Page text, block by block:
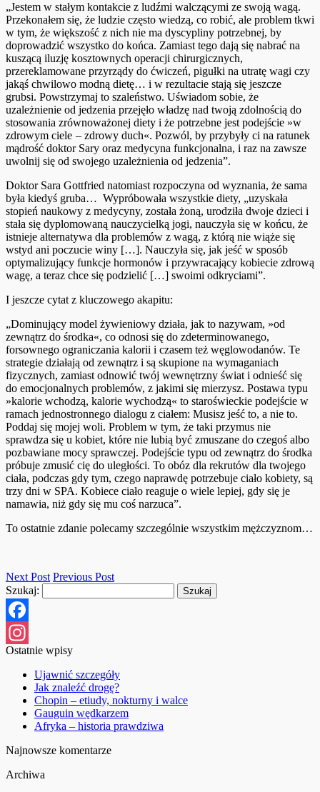
„Jestem w stałym kontakcie z ludźmi walczącymi ze swoją wagą.
Przekonałem się, że ludzie często wiedzą, co robić, ale problem tkwi
w tym, że większość z nich nie ma dyscypliny potrzebnej, by
doprowadzić wszystko do końca. Zamiast tego dają się nabrać na
kuszącą iluzję kosztownych operacji chirurgicznych,
przereklamowane przyrządy do ćwiczeń, pigułki na utratę wagi czy
jakąś chwilowo modną dietę… i w rezultacie stają się jeszcze
grubsi. Powstrzymaj to szaleństwo. Uświadom sobie, że
uzależnienie od jedzenia przejęło władzę nad twoją zdolnością do
stosowania zrównoważonej diety i że potrzebne jest podejście »w
zdrowym ciele – zdrowy duch«. Pozwól, by przybyły ci na ratunek
mądrość doktor Sary oraz medycyna funkcjonalna, i raz na zawsze
uwolnij się od swojego uzależnienia od jedzenia”.
Doktor Sara Gottfried natomiast rozpoczyna od wyznania, że sama
była kiedyś gruba… Wypróbowała wszystkie diety, „uzyskała
stopień naukowy z medycyny, została żoną, urodziła dwoje dzieci i
stała się dyplomowaną nauczycielką jogi, nauczyła się w końcu, że
istnieje alternatywa dla problemów z wagą, z którą nie wiąże się
wstyd ani poczucie winy […]. Nauczyła się, jak jeść w sposób
optymalizujący funkcje hormonów i przywracający kobiecie zdrową
wagę, a teraz chce się podzielić […] swoimi odkryciami”.
I jeszcze cytat z kluczowego akapitu:
„Dominujący model żywieniowy działa, jak to nazywam, »od
zewnątrz do środka«, co odnosi się do zdeterminowanego,
forsownego ograniczania kalorii i czasem też węglowodanów. Te
strategie działają od zewnątrz i są skupione na wymaganiach
fizycznych, zamiast odnowić twój wewnętrzny świat i odnieść się
do emocjonalnych problemów, z jakimi się mierzysz. Postawa typu
»kalorie wchodzą, kalorie wychodzą« to staroświeckie podejście w
ramach jednostronnego dialogu z ciałem: Musisz jeść to, a nie to.
Poddaj się mojej woli. Problem w tym, że taki przymus nie
sprawdza się u kobiet, które nie lubią być zmuszane do czegoś albo
pozbawiane mocy sprawczej. Podejście typu od zewnątrz do środka
próbuje zmusić cię do uległości. To obóz dla rekrutów dla twojego
ciała, podczas gdy tym, czego naprawdę potrzebuje ciało kobiety, są
trzy dni w SPA. Kobiece ciało reaguje o wiele lepiej, gdy się je
namawia, niż gdy się mu coś narzuca”.
To ostatnie zdanie polecamy szczególnie wszystkim mężczyznom…
Next Post Previous Post
Szukaj:
Facebook
Instagram
Ostatnie wpisy
Ujawnić szczegóły
Jak znaleźć drogę?
Chopin – etiudy, nokturny i walce
Gauguin wędkarzem
Afryka – historia prawdziwa
Najnowsze komentarze
Archiwa